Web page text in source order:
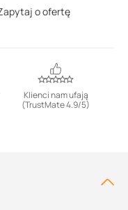
o ofertę
Klienci nam ufają
(TrustMate 4.9/5)